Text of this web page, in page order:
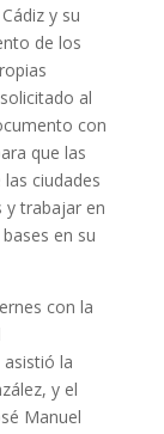
y su
de los
al
con
que las
ciudades
y trabajar en
en su
con la
la
y el
Manuel